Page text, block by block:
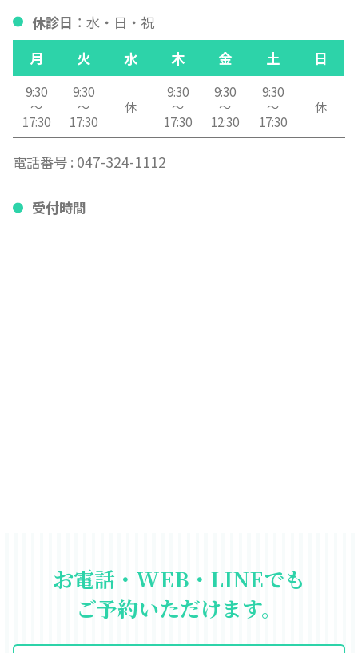
休診日 ：水・日・祝
月
火 水 木 金 土 日
9:30
～
17:30
9:30
～
17:30
休
9:30
～
17:30
9:30
～
12:30
9:30
～
17:30
休
電話番号 : 047-324-1112
受付時間
お電話・WEB・LINEでも
ご予約いただけます。